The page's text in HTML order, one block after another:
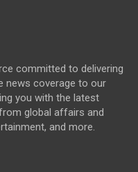
committed to delivering
news coverage to our
you with the latest
global affairs and
and more.